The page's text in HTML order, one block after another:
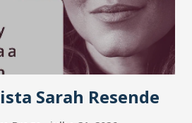
Sarah Resende